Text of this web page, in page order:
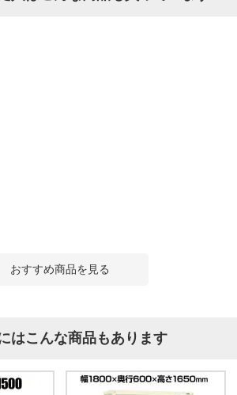
おすすめ商品を見る
はこんな商品もあります